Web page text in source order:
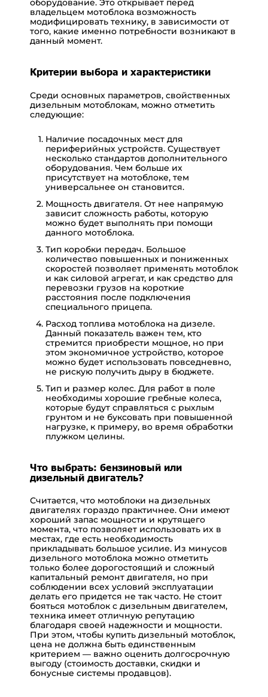
оборудование. Это открывает перед
владельцем мотоблока возможность
модифицировать технику, в зависимости от
того, какие именно потребности возникают в
данный момент.
Критерии выбора и характеристики
Среди основных параметров, свойственных
дизельным мотоблокам, можно отметить
следующие:
Наличие посадочных мест для
периферийных устройств. Существует
несколько стандартов дополнительного
оборудования. Чем больше их
присутствует на мотоблоке, тем
универсальнее он становится.
Мощность двигателя. От нее напрямую
зависит сложность работы, которую
можно будет выполнять при помощи
данного мотоблока.
Тип коробки передач. Большое
количество повышенных и пониженных
скоростей позволяет применять мотоблок
и как силовой агрегат, и как средство для
перевозки грузов на короткие
расстояния после подключения
специального прицепа.
Расход топлива мотоблока на дизеле.
Данный показатель важен тем, кто
стремится приобрести мощное, но при
этом экономичное устройство, которое
можно будет использовать повседневно,
не рискую получить дыру в бюджете.
Тип и размер колес. Для работ в поле
необходимы хорошие гребные колеса,
которые будут справляться с рыхлым
грунтом и не буксовать при повышенной
нагрузке, к примеру, во время обработки
плужком целины.
Что выбрать: бензиновый или
дизельный двигатель?
Считается, что мотоблоки на дизельных
двигателях гораздо практичнее. Они имеют
хороший запас мощности и крутящего
момента, что позволяет использовать их в
местах, где есть необходимость
прикладывать большое усилие. Из минусов
дизельного мотоблока можно отметить
только более дорогостоящий и сложный
капитальный ремонт двигателя, но при
соблюдении всех условий эксплуатации
делать его придется не так часто. Не стоит
бояться мотоблок с дизельным двигателем,
техника имеет отличную репутацию
благодаря своей надежности и мощности.
При этом, чтобы купить дизельный мотоблок,
цена не должна быть единственным
критерием — важно оценить долгосрочную
выгоду (стоимость доставки, скидки и
бонусные системы продавцов).